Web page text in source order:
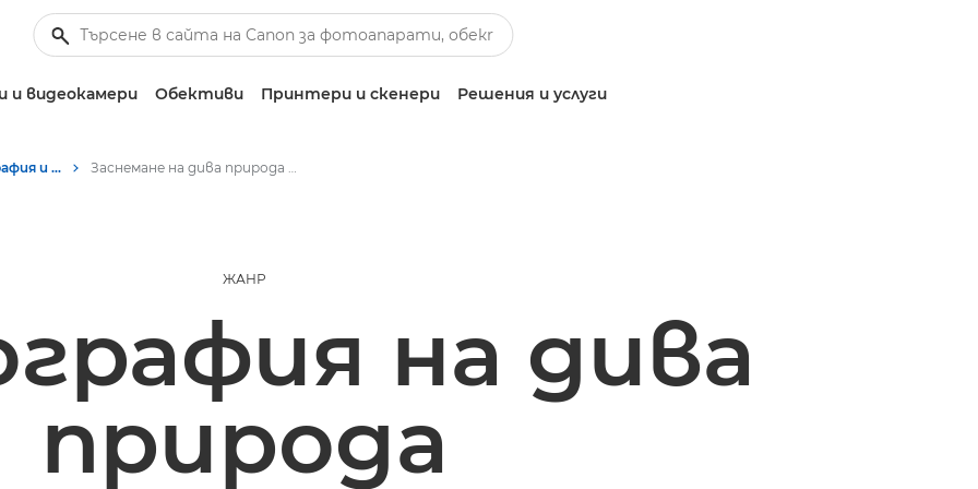
видеокамери Обективи Принтери и скенери Решения и услуги
Истории за фотография и творчество Заснемане на дива природа | Получете вдъхновение
ЖАНР
на дива
природа